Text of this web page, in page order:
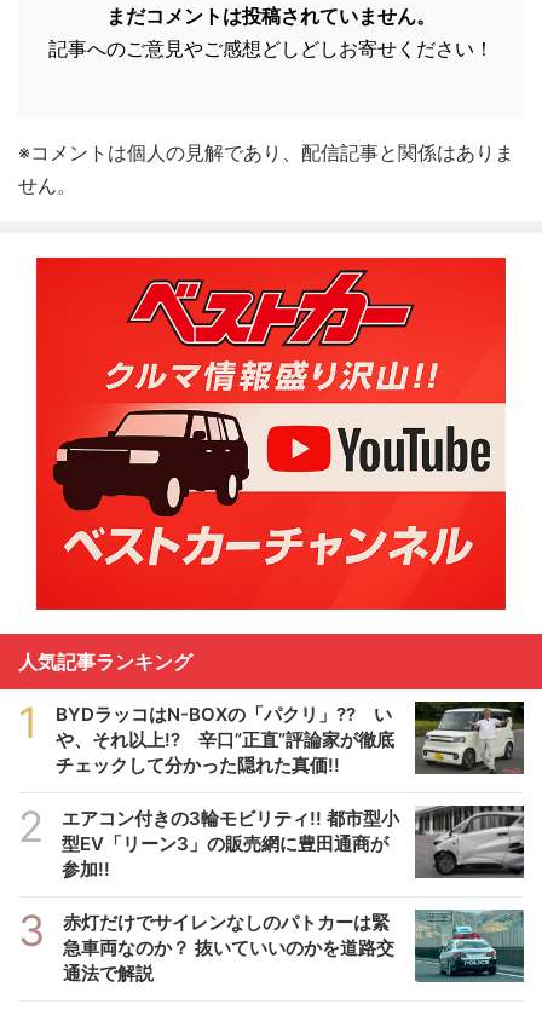
まだコメントは投稿されていません。
記事へのご意見やご感想どしどしお寄せください！
※コメントは個人の見解であり、配信記事と関係はありま
せん。
人気記事ランキング
1
BYDラッコはN-BOXの「パクリ」?? い
や、それ以上!? 辛口”正直”評論家が徹底
チェックして分かった隠れた真価!!
2
エアコン付きの3輪モビリティ!! 都市型小
型EV「リーン3」の販売網に豊田通商が
参加!!
3
赤灯だけでサイレンなしのパトカーは緊
急車両なのか？ 抜いていいのかを道路交
通法で解説